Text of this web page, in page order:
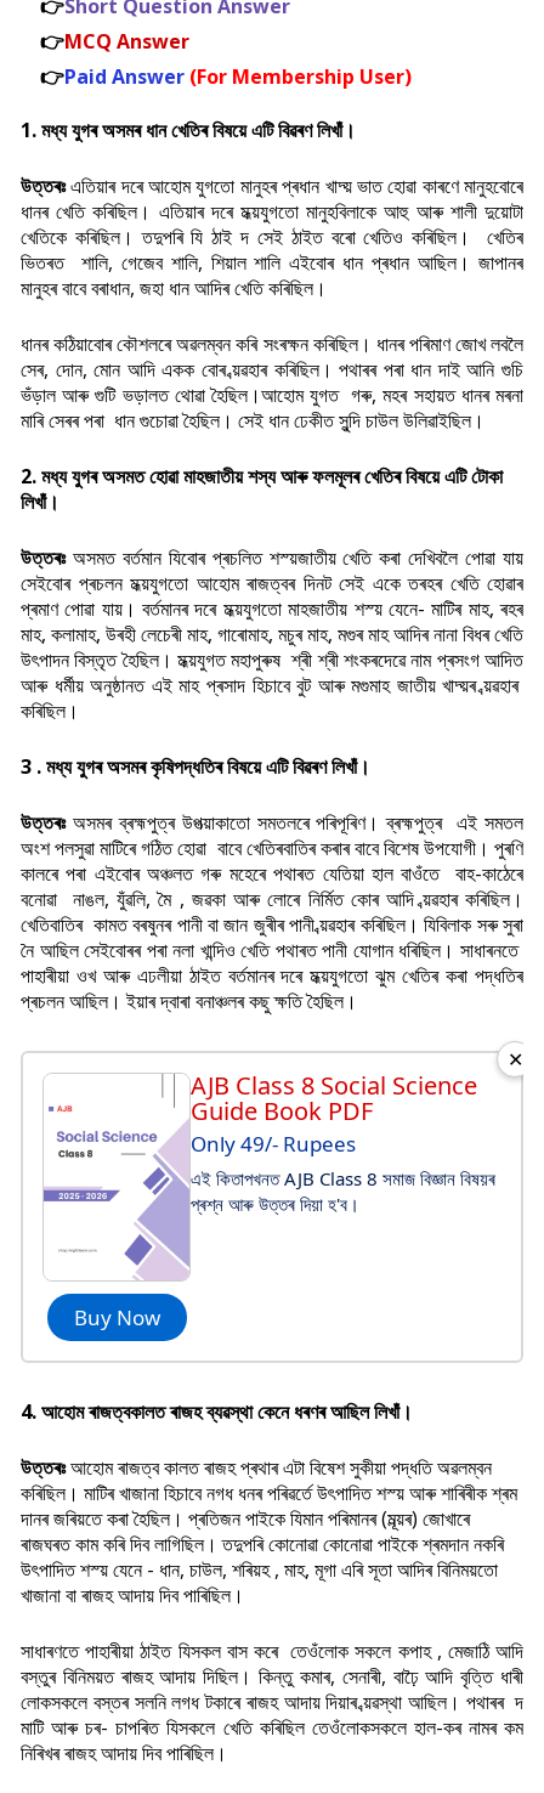
👉Short Question Answer
👉MCQ Answer
👉Paid Answer (For Membership User)
1. মধ্য যুগৰ অসমৰ ধান খেতিৰ বিষয়ে এটি বিৱৰণ লিখাঁ।
উত্তৰঃএতিয়াৰ দৰে আহোম যুগতো মানুহৰ প্ৰধান খাদ্য় ভাত হোৱা কাৰণে মানুহবোৰে
ধানৰ খেতি কৰিছিল। এতিয়াৰ দৰে মধ্য়যুগতো মানুহবিলাকে আহু আৰু শালী দুয়োটা
খেতিকে কৰিছিল। তদুপৰি যি ঠাই দ সেই ঠাইত বৰো খেতিও কৰিছিল। খেতিৰ
ভিতৰত শালি, গেজেব শালি, শিয়াল শালি এইবোৰ ধান প্ৰধান আছিল। জাপানৰ
মানুহৰ বাবে বৰাধান, জহা ধান আদিৰ খেতি কৰিছিল।
ধানৰ কঠিয়াবোৰ কৌশলৰে অৱলম্বন কৰি সংৰক্ষন কৰিছিল। ধানৰ পৰিমাণ জোখ লবলৈ
সেৰ, দোন, মোন আদি একক বোৰ ব্য়ৱহাৰ কৰিছিল। পথাৰৰ পৰা ধান দাই আনি গুচি
ভঁড়াল আৰু গুটি ভড়ালত থোৱা হৈছিল।আহোম যুগত গৰু, মহৰ সহায়ত ধানৰ মৰনা
মাৰি সেৰৰ পৰা ধান গুচোৱা হৈছিল। সেই ধান ঢেকীত সুন্দি চাউল উলিৱাইছিল।
2. মধ্য যুগৰ অসমত হােৱা মাহজাতীয় শস্য আৰু ফলমূলৰ খেতিৰ বিষয়ে এটি টোকা
লিখাঁ।
উত্তৰঃঅসমত বৰ্তমান যিবোৰ প্ৰচলিত শস্য়জাতীয় খেতি কৰা দেখিবলৈ পোৱা যায়
সেইবোৰ প্ৰচলন মধ্য়যুগতো আহোম ৰাজত্বৰ দিনট সেই একে তৰহৰ খেতি হোৱাৰ
প্ৰমাণ পোৱা যায়। বৰ্তমানৰ দৰে মধ্য়যুগতো মাহজাতীয় শস্য় যেনে- মাটিৰ মাহ, ৰহৰ
মাহ, কলামাহ, উৰহী লেচেৰী মাহ, গাৰোমাহ, মচুৰ মাহ, মগুৰ মাহ আদিৰ নানা বিধৰ খেতি
উৎপাদন বিস্তৃত হৈছিল। মধ্য়যুগত মহাপুৰুষ শ্ৰী শ্ৰী শংকৰদেৱে নাম প্ৰসংগ আদিত
আৰু ধৰ্মীয় অনুষ্ঠানত এই মাহ প্ৰসাদ হিচাবে বুট আৰু মগুমাহ জাতীয় খাদ্য়ৰ ব্য়ৱহাৰ
কৰিছিল।
3 . মধ্য যুগৰ অসমৰ কৃষিপদ্ধতিৰ বিষয়ে এটি বিৱৰণ লিখাঁ।
উত্তৰঃঅসমৰ ব্ৰহ্মপুত্ৰ উপত্য়াকাতো সমতলৰে পৰিপূৰিণ। ব্ৰহ্মপুত্ৰ এই সমতল
অংশ পলসুৱা মাটিৰে গঠিত হোৱা বাবে খেতিৰবাতিৰ কৰাৰ বাবে বিশেষ উপযোগী। পুৰণি
কালৰে পৰা এইবোৰ অঞ্চলত গৰু মহেৰে পথাৰত যেতিয়া হাল বাওঁতে বাহ-কাঠেৰে
বনোৱা নাঙল, যুঁৱলি, মৈ , জৱকা আৰু লোৰে নিৰ্মিত কোৰ আদি ব্য়ৱহাৰ কৰিছিল।
খেতিবাতিৰ কামত বৰষুনৰ পানী বা জান জুৰীৰ পানী ব্য়ৱহাৰ কৰিছিল। যিবিলাক সৰু সুৰা
নৈ আছিল সেইবোৰৰ পৰা নলা খান্দিও খেতি পথাৰত পানী যোগান ধৰিছিল। সাধাৰনতে
পাহাৰীয়া ওখ আৰু এঢলীয়া ঠাইত বৰ্তমানৰ দৰে মধ্য়যুগতো ঝুম খেতিৰ কৰা পদ্ধতিৰ
প্ৰচলন আছিল। ইয়াৰ দ্বাৰা বনাঞ্চলৰ কছু ক্ষতি হৈছিল।
Buy Now
AJB Class 8 Social Science
Guide Book PDF
Only 49/- Rupees
এই কিতাপখনত AJB Class 8 সমাজ বিজ্ঞান বিষয়ৰ
প্ৰশ্ন আৰু উত্তৰ দিয়া হ'ব।
✕
4. আহােম ৰাজত্বকালত ৰাজহ ব্যৱস্থা কেনে ধৰণৰ আছিল লিখাঁ।
উত্তৰঃআহোম ৰাজত্ব কালত ৰাজহ প্ৰথাৰ এটা বিষেশ সুকীয়া পদ্ধতি অৱলম্বন
কৰিছিল। মাটিৰ খাজানা হিচাবে নগধ ধনৰ পৰিৱৰ্তে উৎপাদিত শস্য় আৰু শাৰিৰীক শ্ৰম
দানৰ জৰিয়তে কৰা হৈছিল। প্ৰতিজন পাইকে যিমান পৰিমানৰ (মূল্য়ৰ) জোখাৰে
ৰাজঘৰত কাম কৰি দিব লাগিছিল। তদুপৰি কোনোৱা কোনোৱা পাইকে শ্ৰমদান নকৰি
উৎপাদিত শস্য় যেনে - ধান, চাউল, শৰিয়হ , মাহ, মূগা এৰি সূতা আদিৰ বিনিময়তো
খাজানা বা ৰাজহ আদায় দিব পাৰিছিল।
সাধাৰণতে পাহাৰীয়া ঠাইত যিসকল বাস কৰে তেওঁলোক সকলে কপাহ , মেজাঠি আদি
বস্তুৰ বিনিময়ত ৰাজহ আদায় দিছিল। কিন্তু কমাৰ, সেনাৰী, বাঢ়ৈ আদি বৃত্তি ধাৰী
লোকসকলে বস্তৰ সলনি লগধ টকাৰে ৰাজহ আদায় দিয়াৰ ব্য়ৱস্থা আছিল। পথাৰৰ দ
মাটি আৰু চৰ- চাপৰিত যিসকলে খেতি কৰিছিল তেওঁলোকসকলে হাল-কৰ নামৰ কম
নিৰিখৰ ৰাজহ আদায় দিব পাৰিছিল।